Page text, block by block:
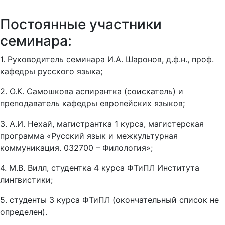
Постоянные участники
семинара:
1. Руководитель семинара И.А. Шаронов, д.ф.н., проф.
кафедры русского языка;
2. О.К. Самошкова аспирантка (соискатель) и
преподаватель кафедры европейских языков;
3. А.И. Нехай, магистрантка 1 курса, магистерская
программа «Русский язык и межкультурная
коммуникация. 032700 – Филология»;
4. М.В. Вилл, студентка 4 курса ФТиПЛ Института
лингвистики;
5. студенты 3 курса ФТиПЛ (окончательный список не
определен).